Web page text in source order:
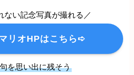
ない記念写真が撮れる／
リオHPはこちら➪
を思い出に残そう